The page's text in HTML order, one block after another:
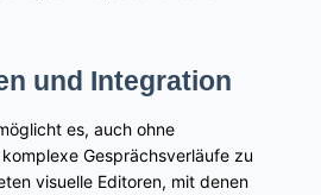
und Integration
es, auch ohne
Gesprächsverläufe zu
visuelle Editoren, mit denen